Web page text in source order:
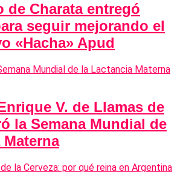
de Charata entregó
seguir mejorando el
«Hacha» Apud
V. de Llamas de
la Semana Mundial de